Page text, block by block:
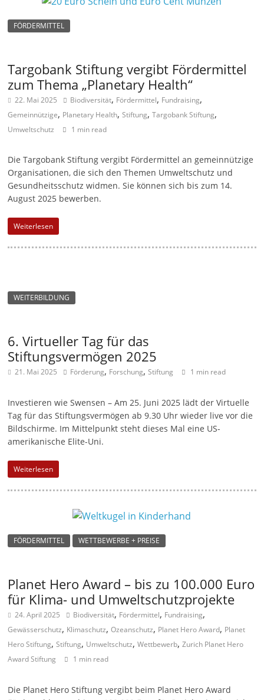
FÖRDERMITTEL
Targobank Stiftung vergibt Fördermittel
zum Thema „Planetary Health“
22. Mai 2025 Biodiversität, Fördermittel, Fundraising,
Gemeinnützige, Planetary Health,Stiftung,Targobank Stiftung,
Umweltschutz 1 min read
Die Targobank Stiftung vergibt Fördermittel an gemeinnützige
Organisationen, die sich den Themen Umweltschutz und
Gesundheitsschutz widmen. Sie können sich bis zum 14.
August 2025 bewerben.
Weiterlesen
WEITERBILDUNG
6. Virtueller Tag für das
Stiftungsvermögen 2025
21. Mai 2025 Förderung, Forschung,Stiftung 1 min read
Investieren wie Swensen – Am 25. Juni 2025 lädt der Virtuelle
Tag für das Stiftungsvermögen ab 9.30 Uhr wieder live vor die
Bildschirme. Im Mittelpunkt steht dieses Mal eine US-
amerikanische Elite-Uni.
Weiterlesen
FÖRDERMITTEL WETTBEWERBE + PREISE
Planet Hero Award – bis zu 100.000 Euro
für Klima- und Umweltschutzprojekte
24. April 2025 Biodiversität, Fördermittel, Fundraising,
Gewässerschutz, Klimaschutz,Ozeanschutz, Planet Hero Award, Planet
Hero Stiftung,Stiftung, Umweltschutz,Wettbewerb,Zurich Planet Hero
Award Stiftung
1 min read
Die Planet Hero Stiftung vergibt beim Planet Hero Award